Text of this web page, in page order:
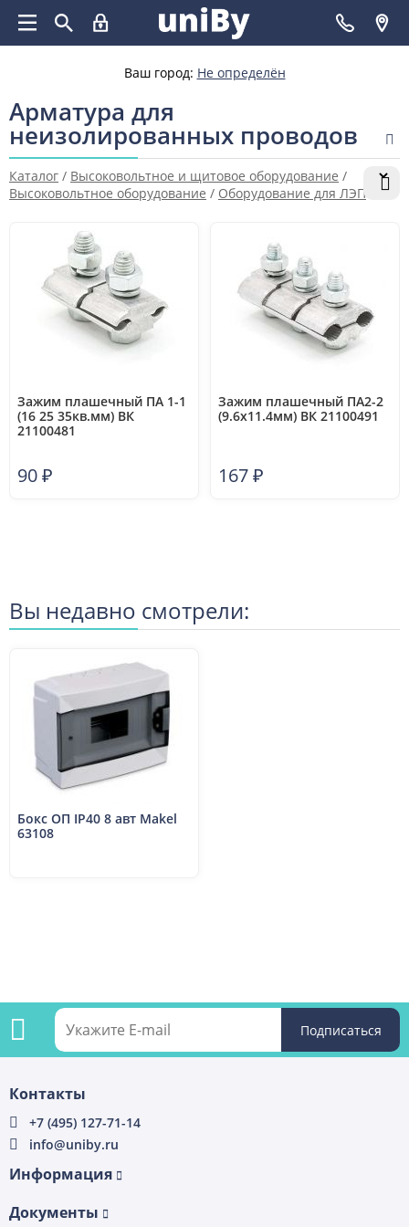
Ваш город: Не определён
Арматура для
неизолированных проводов
Каталог / Высоковольтное и щитовое оборудование /
Высоковольтное оборудование / Оборудование для ЛЭП
Зажим плашечный ПА 1-1
(16 25 35кв.мм) ВК
21100481
90₽
Зажим плашечный ПА2-2
(9.6х11.4мм) ВК 21100491
167₽
Вы недавно смотрели:
Бокс ОП IP40 8 авт Makel
63108
Контакты
+7 (495) 127-71-14
info@uniby.ru
Информация
Документы